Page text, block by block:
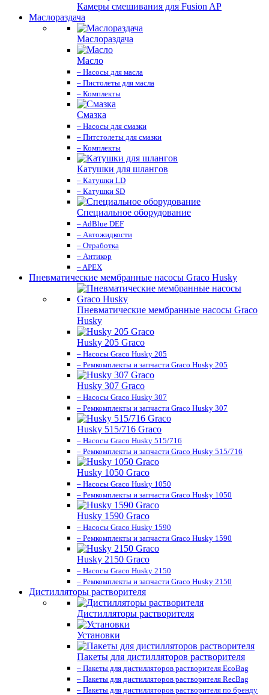
Камеры смешивания для Fusion AP
Маслораздача
Маслораздача
Масло
– Насосы для масла
– Пистолеты для масла
– Комплекты
Смазка
– Насосы для смазки
– Питстолеты для смазки
– Комплекты
Катушки для шлангов
– Катушки LD
– Катушки SD
Специальное оборудование
– AdBlue DEF
– Автожидкости
– Отработка
– Антикор
– APEX
Пневматические мембранные насосы Graco Husky
Пневматические мембранные насосы Graco
Husky
Husky 205 Graco
– Насосы Graco Husky 205
– Ремкомплекты и запчасти Graco Husky 205
Husky 307 Graco
– Насосы Graco Husky 307
– Ремкомплекты и запчасти Graco Husky 307
Husky 515/716 Graco
– Насосы Graco Husky 515/716
– Ремкомплекты и запчасти Graco Husky 515/716
Husky 1050 Graco
– Насосы Graco Husky 1050
– Ремкомплекты и запчасти Graco Husky 1050
Husky 1590 Graco
– Насосы Graco Husky 1590
– Ремкомплекты и запчасти Graco Husky 1590
Husky 2150 Graco
– Насосы Graco Husky 2150
– Ремкомплекты и запчасти Graco Husky 2150
Дистилляторы растворителя
Дистилляторы растворителя
Установки
Пакеты для дистилляторов растворителя
– Пакеты для дистилляторов растворителя EcoBag
– Пакеты для дистилляторов растворителя RecBag
– Пакеты для дистилляторов растворителя по бренду